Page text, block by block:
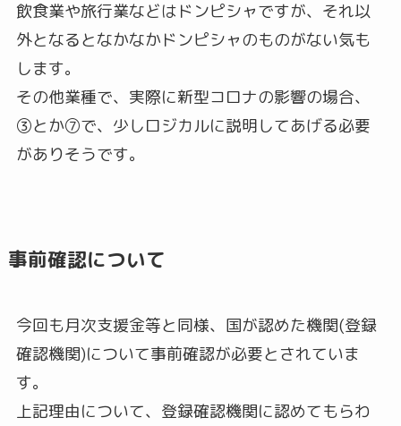
飲食業や旅行業などはドンピシャですが、それ以
外となるとなかなかドンピシャのものがない気も
します。
その他業種で、実際に新型コロナの影響の場合、
③とか➆で、少しロジカルに説明してあげる必要
がありそうです。
事前確認について
今回も月次支援金等と同様、国が認めた機関(登録
確認機関)について事前確認が必要とされていま
す。
上記理由について、登録確認機関に認めてもらわ